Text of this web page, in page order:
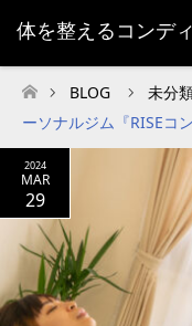
体を整えるコンデ
ホーム
BLOG 未分
ーソナルジム『RISEコ
2024
MAR
29